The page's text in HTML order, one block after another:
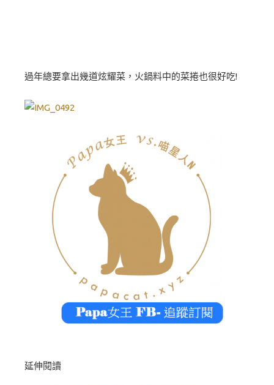
過年總要拿出幾道炫耀菜，火鍋料中的菜捲也很好吃!
延伸閱讀